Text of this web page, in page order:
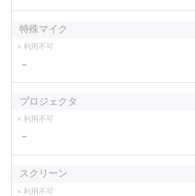
特殊マイク
× 利用不可
－
プロジェクタ
× 利用不可
－
スクリーン
× 利用不可